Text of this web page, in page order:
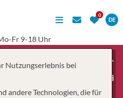
DE
Fr 9-18 Uhr
Nutzungserlebnis bei
andere Technologien, die für